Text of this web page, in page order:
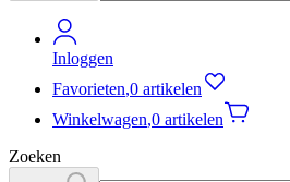
Inloggen
Favorieten,0 artikelen
Winkelwagen,0 artikelen
Zoeken